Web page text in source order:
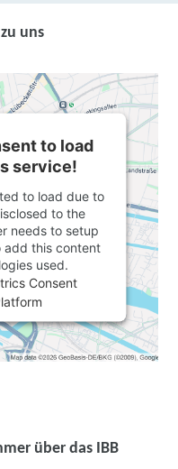
uns
to load
service!
to load due to
to the
needs to setup
add this content
used.
Consent
über das IBB